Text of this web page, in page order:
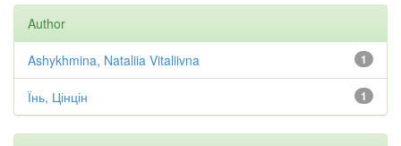
Author
1
Ashykhmina, Nataliia Vitaliivna
1
Їнь, Цінцін